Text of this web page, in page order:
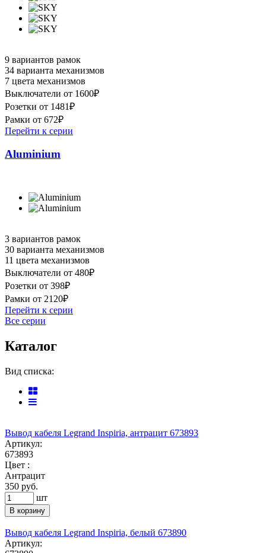
9 вариантов рамок
34 варианта механизмов
7 цвета механизмов
Выключатели от 1600₽
Розетки от 1481₽
Рамки от 672₽
Перейти к серии
Aluminium
3 вариантов рамок
30 варианта механизмов
11 цвета механизмов
Выключатели от 480₽
Розетки от 398₽
Рамки от 2120₽
Перейти к серии
Все серии
Каталог
Вид списка:
Вывод кабеля Legrand Inspiria, антрацит 673893
Артикул:
673893
Цвет :
Антрацит
350 руб.
шт
В корзину
Вывод кабеля Legrand Inspiria, белый 673890
Артикул: